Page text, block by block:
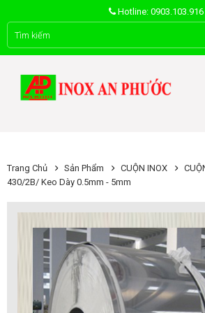
Hotline: 0903.103.916
Trang Chủ Sản Phẩm CUỘN INOX
430/2B/ Keo Dày 0.5mm - 5mm